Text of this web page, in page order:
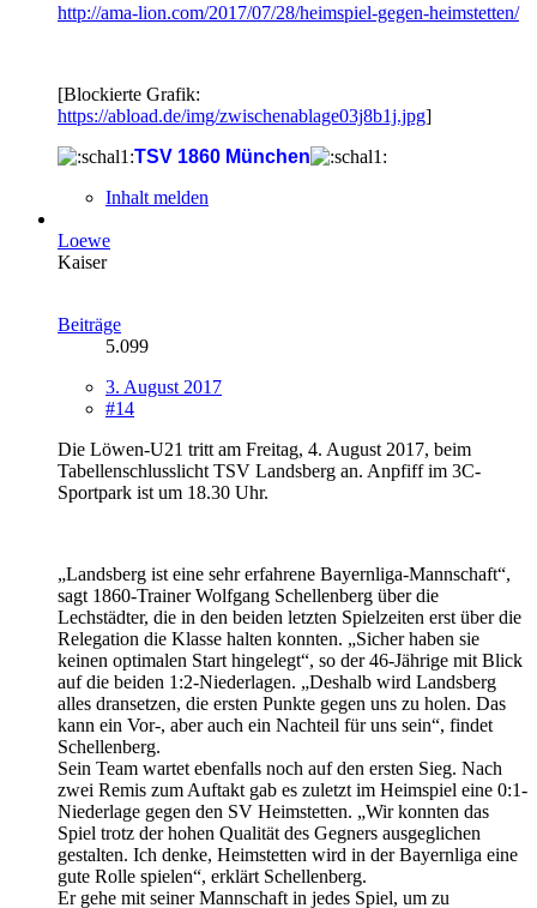
http://ama-lion.com/2017/07/28/heimspiel-gegen-heimstetten/
[Blockierte Grafik:
https://abload.de/img/zwischenablage03j8b1j.jpg]
TSV 1860 München
Inhalt melden
Loewe
Kaiser
Beiträge
5.099
3. August 2017
#14
Die Löwen-U21 tritt am Freitag, 4. August 2017, beim
Tabellenschlusslicht TSV Landsberg an. Anpfiff im 3C-
Sportpark ist um 18.30 Uhr.
„Landsberg ist eine sehr erfahrene Bayernliga-Mannschaft“,
sagt 1860-Trainer Wolfgang Schellenberg über die
Lechstädter, die in den beiden letzten Spielzeiten erst über die
Relegation die Klasse halten konnten. „Sicher haben sie
keinen optimalen Start hingelegt“, so der 46-Jährige mit Blick
auf die beiden 1:2-Niederlagen. „Deshalb wird Landsberg
alles dransetzen, die ersten Punkte gegen uns zu holen. Das
kann ein Vor-, aber auch ein Nachteil für uns sein“, findet
Schellenberg.
Sein Team wartet ebenfalls noch auf den ersten Sieg. Nach
zwei Remis zum Auftakt gab es zuletzt im Heimspiel eine 0:1-
Niederlage gegen den SV Heimstetten. „Wir konnten das
Spiel trotz der hohen Qualität des Gegners ausgeglichen
gestalten. Ich denke, Heimstetten wird in der Bayernliga eine
gute Rolle spielen“, erklärt Schellenberg.
Er gehe mit seiner Mannschaft in jedes Spiel, um zu